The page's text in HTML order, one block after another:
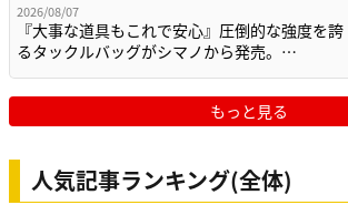
2026/08/07
『大事な道具もこれで安心』圧倒的な強度を誇
るタックルバッグがシマノから発売。…
もっと見る
人気記事ランキング(全体)